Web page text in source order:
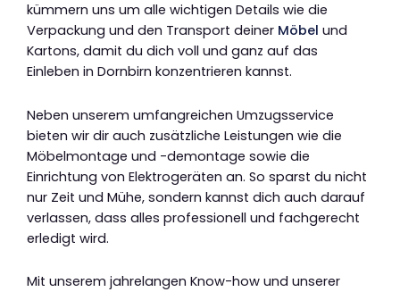
kümmern uns um alle wichtigen Details wie die
Verpackung und den Transport deiner Möbel und
Kartons, damit du dich voll und ganz auf das
Einleben in Dornbirn konzentrieren kannst.
Neben unserem umfangreichen Umzugsservice
bieten wir dir auch zusätzliche Leistungen wie die
Möbelmontage und -demontage sowie die
Einrichtung von Elektrogeräten an. So sparst du nicht
nur Zeit und Mühe, sondern kannst dich auch darauf
verlassen, dass alles professionell und fachgerecht
erledigt wird.
Mit unserem jahrelangen Know-how und unserer